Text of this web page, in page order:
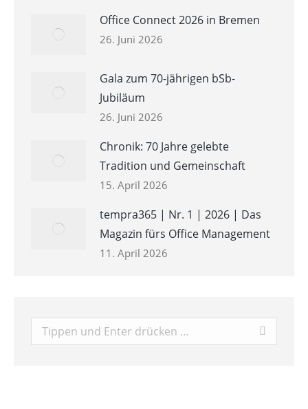
Office Connect 2026 in Bremen
26. Juni 2026
Gala zum 70-jährigen bSb-
Jubiläum
26. Juni 2026
Chronik: 70 Jahre gelebte
Tradition und Gemeinschaft
15. April 2026
tempra365 | Nr. 1 | 2026 | Das
Magazin fürs Office Management
11. April 2026
Search: